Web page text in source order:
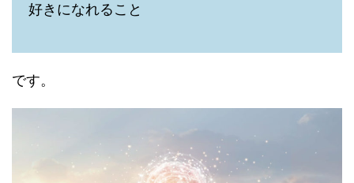
好きになれること
です。